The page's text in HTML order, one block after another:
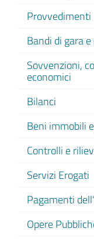
Provvedimenti
Bandi di gara
Sovvenzioni,
economici
Bilanci
Beni immobili
Controlli e
Servizi Erogati
Pagamenti
Opere